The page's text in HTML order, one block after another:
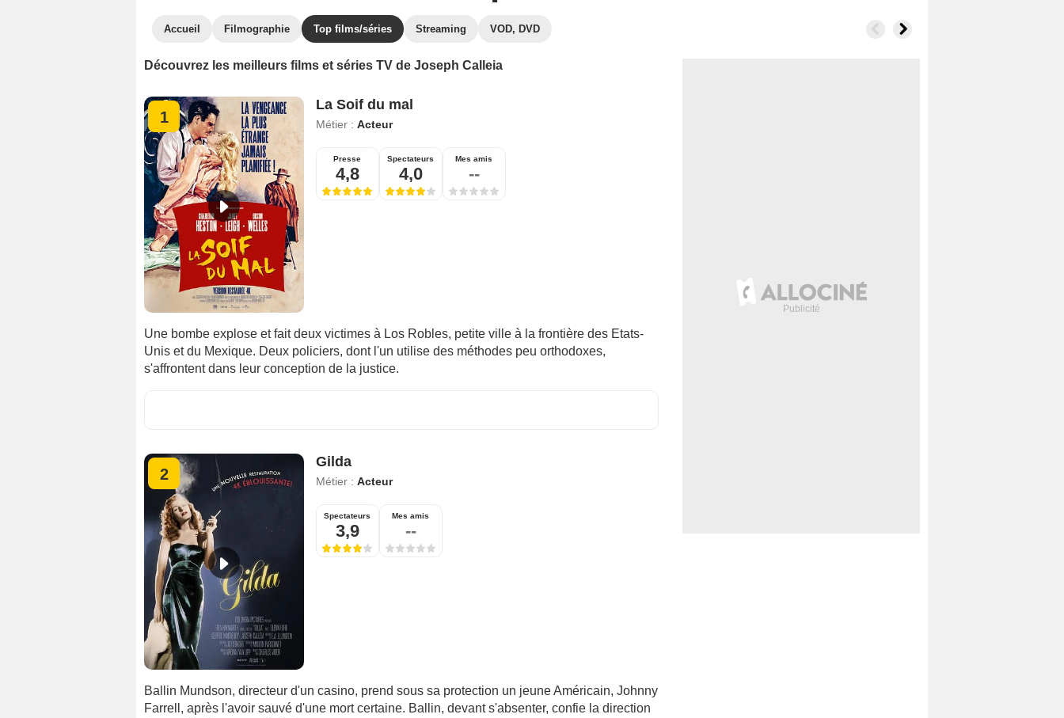
Accueil Filmographie Top films/séries Streaming VOD, DVD
Découvrez les meilleurs films et séries TV de Joseph Calleia
1
La Soif du mal
Métier : Acteur
Presse
4,8
Spectateurs
4,0
Mes amis
--
Une bombe explose et fait deux victimes à Los Robles, petite ville à la frontière des Etats-
Unis et du Mexique. Deux policiers, dont l'un utilise des méthodes peu orthodoxes,
s'affrontent dans leur conception de la justice.
2
Gilda
Métier : Acteur
Spectateurs
3,9
Mes amis
--
Ballin Mundson, directeur d'un casino, prend sous sa protection un jeune Américain, Johnny
Farrell, après l'avoir sauvé d'une mort certaine. Ballin, devant s'absenter, confie la direction